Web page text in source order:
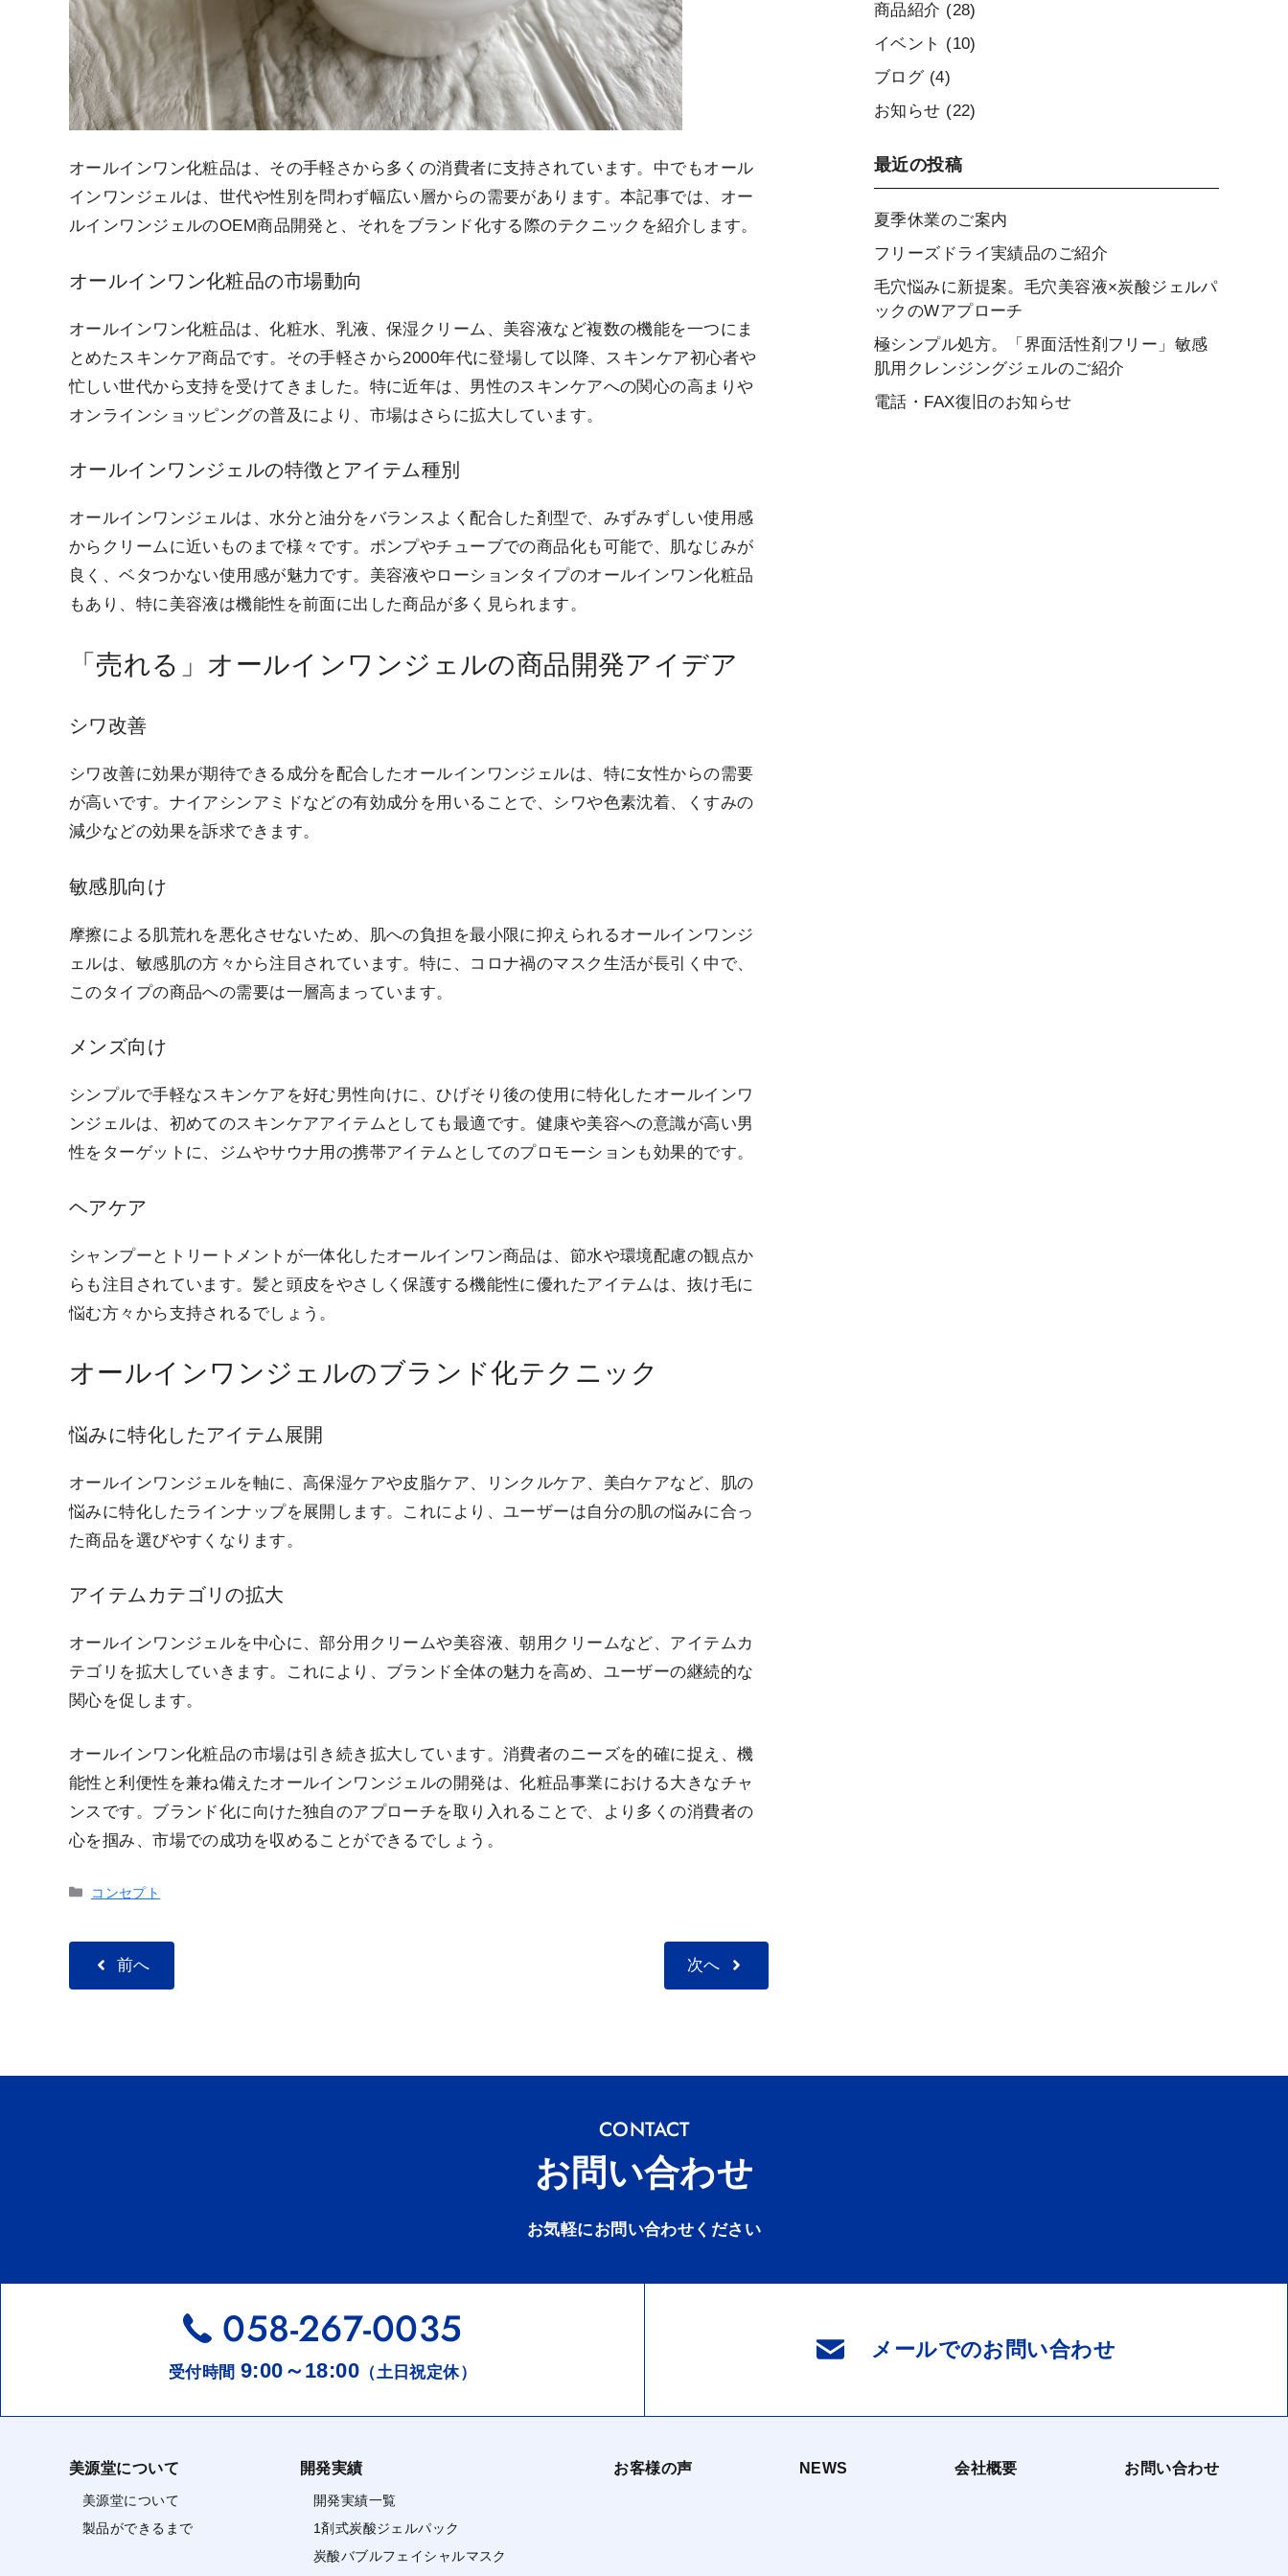
オールインワン化粧品は、その手軽さから多くの消費者に支持されています。中でもオール
インワンジェルは、世代や性別を問わず幅広い層からの需要があります。本記事では、オー
ルインワンジェルのOEM商品開発と、それをブランド化する際のテクニックを紹介します。
オールインワン化粧品の市場動向
オールインワン化粧品は、化粧水、乳液、保湿クリーム、美容液など複数の機能を一つにま
とめたスキンケア商品です。その手軽さから2000年代に登場して以降、スキンケア初心者や
忙しい世代から支持を受けてきました。特に近年は、男性のスキンケアへの関心の高まりや
オンラインショッピングの普及により、市場はさらに拡大しています。
オールインワンジェルの特徴とアイテム種別
オールインワンジェルは、水分と油分をバランスよく配合した剤型で、みずみずしい使用感
からクリームに近いものまで様々です。ポンプやチューブでの商品化も可能で、肌なじみが
良く、ベタつかない使用感が魅力です。美容液やローションタイプのオールインワン化粧品
もあり、特に美容液は機能性を前面に出した商品が多く見られます。
「売れる」オールインワンジェルの商品開発アイデア
シワ改善
シワ改善に効果が期待できる成分を配合したオールインワンジェルは、特に女性からの需要
が高いです。ナイアシンアミドなどの有効成分を用いることで、シワや色素沈着、くすみの
減少などの効果を訴求できます。
敏感肌向け
摩擦による肌荒れを悪化させないため、肌への負担を最小限に抑えられるオールインワンジ
ェルは、敏感肌の方々から注目されています。特に、コロナ禍のマスク生活が長引く中で、
このタイプの商品への需要は一層高まっています。
メンズ向け
シンプルで手軽なスキンケアを好む男性向けに、ひげそり後の使用に特化したオールインワ
ンジェルは、初めてのスキンケアアイテムとしても最適です。健康や美容への意識が高い男
性をターゲットに、ジムやサウナ用の携帯アイテムとしてのプロモーションも効果的です。
ヘアケア
シャンプーとトリートメントが一体化したオールインワン商品は、節水や環境配慮の観点か
らも注目されています。髪と頭皮をやさしく保護する機能性に優れたアイテムは、抜け毛に
悩む方々から支持されるでしょう。
オールインワンジェルのブランド化テクニック
悩みに特化したアイテム展開
オールインワンジェルを軸に、高保湿ケアや皮脂ケア、リンクルケア、美白ケアなど、肌の
悩みに特化したラインナップを展開します。これにより、ユーザーは自分の肌の悩みに合っ
た商品を選びやすくなります。
アイテムカテゴリの拡大
オールインワンジェルを中心に、部分用クリームや美容液、朝用クリームなど、アイテムカ
テゴリを拡大していきます。これにより、ブランド全体の魅力を高め、ユーザーの継続的な
関心を促します。
オールインワン化粧品の市場は引き続き拡大しています。消費者のニーズを的確に捉え、機
能性と利便性を兼ね備えたオールインワンジェルの開発は、化粧品事業における大きなチャ
ンスです。ブランド化に向けた独自のアプローチを取り入れることで、より多くの消費者の
心を掴み、市場での成功を収めることができるでしょう。
カ
ー
コンセプト
前へ 次へ
商品紹介 (28)
イベント (10)
ブログ(4)
お知らせ (22)
最近の投稿
夏季休業のご案内
フリーズドライ実績品のご紹介
毛穴悩みに新提案。毛穴美容液×炭酸ジェルパ
ックのWアプローチ
極シンプル処方。「界面活性剤フリー」敏感
肌用クレンジングジェルのご紹介
電話・FAX復旧のお知らせ
CONTACT
お問い合わせ
お気軽にお問い合わせください
058-267-0035
受付時間 9:00～18:00 （土日祝定休）
メールでのお問い合わせ
美源堂について
美源堂について
製品ができるまで
開発実績
開発実績一覧
1剤式炭酸ジェルパック
炭酸バブルフェイシャルマスク
お客様の声 NEWS 会社概要 お問い合わせ